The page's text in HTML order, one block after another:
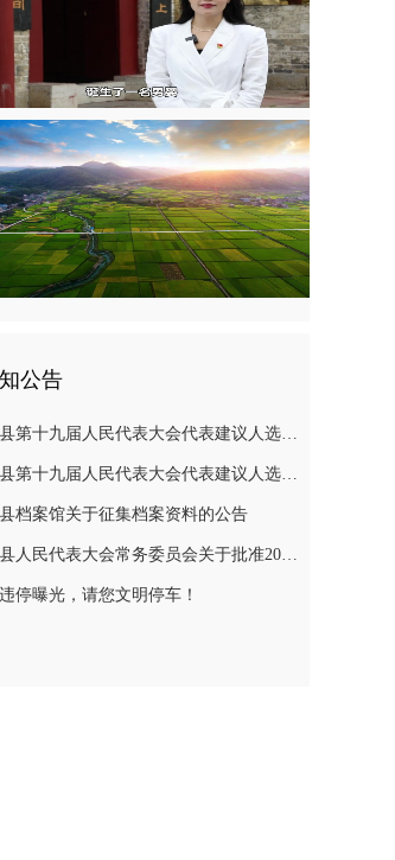
公告
新田县第十九届人民代表大会代表建议人选公示
新田县第十九届人民代表大会代表建议人选公示
档案馆关于征集档案资料的公告
新田县人民代表大会常务委员会关于批准2025年县级决算的决议
停曝光，请您文明停车！